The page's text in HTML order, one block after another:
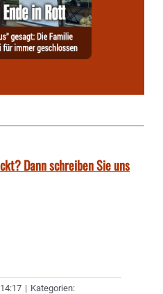
Dann schreiben Sie uns
| Kategorien: